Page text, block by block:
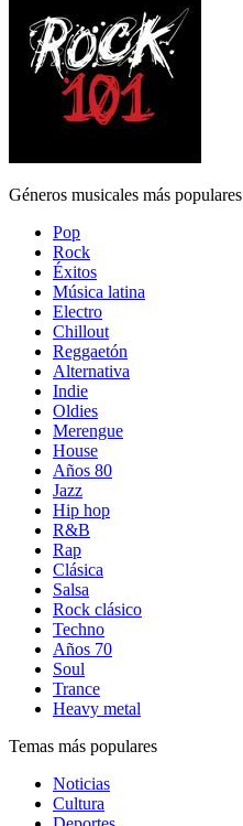
Géneros musicales más populares
Pop
Rock
Éxitos
Música latina
Electro
Chillout
Reggaetón
Alternativa
Indie
Oldies
Merengue
House
Años 80
Jazz
Hip hop
R&B
Rap
Clásica
Salsa
Rock clásico
Techno
Años 70
Soul
Trance
Heavy metal
Temas más populares
Noticias
Cultura